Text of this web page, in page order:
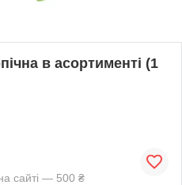
в асортименті (1
сайті — 500 ₴